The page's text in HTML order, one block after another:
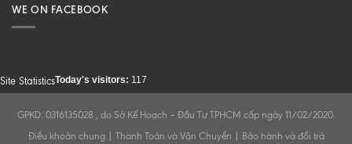
WE ON FACEBOOK
Site StatisticsToday's visitors: 117
GPKD: 0316135028 , do Sở Kế Hoạch – Đầu Tư TPHCM cấp ngày 11/02/2020.
Điều khoản chung| Thanh Toán và Vận Chuyển Bảo hành và đổi trả